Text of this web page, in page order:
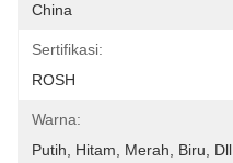
China
Sertifikasi:
ROSH
Warna:
Putih, Hitam, Merah, Biru, Dll.